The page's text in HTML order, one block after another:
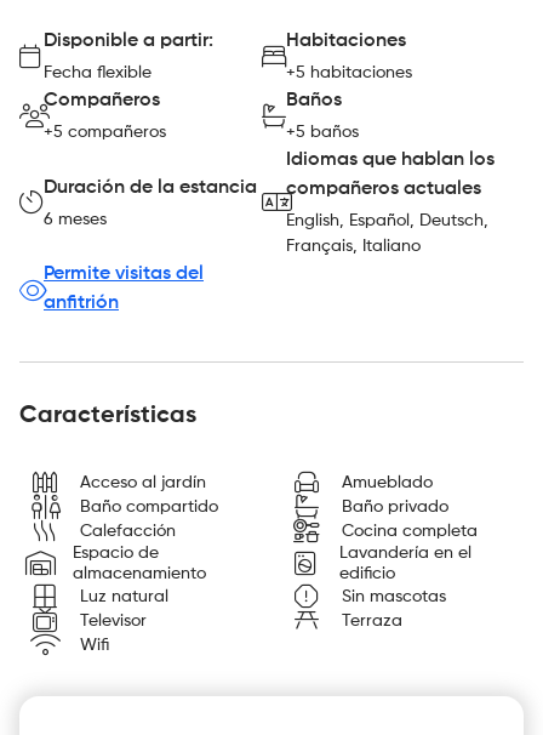
Disponible a partir:
Fecha flexible
Habitaciones
+5 habitaciones
Compañeros
+5 compañeros
Baños
+5 baños
Duración de la estancia
6 meses
Idiomas que hablan los
compañeros actuales
English, Español, Deutsch,
Français, Italiano
Permite visitas del
anfitrión
Características
Acceso al jardín
Amueblado
Baño compartido
Baño privado
Calefacción
Cocina completa
Espacio de
almacenamiento
Lavandería en el
edificio
Luz natural
Sin mascotas
Televisor
Terraza
Wifi